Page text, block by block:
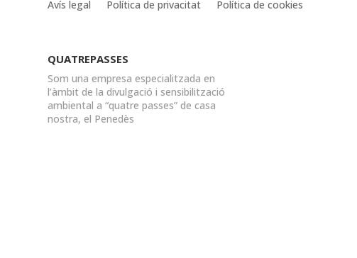
Avís legal Política de privacitat Política de cookies
QUATREPASSES
Som una empresa especialitzada en
l’àmbit de la divulgació i sensibilització
ambiental a “quatre passes” de casa
nostra, el Penedès